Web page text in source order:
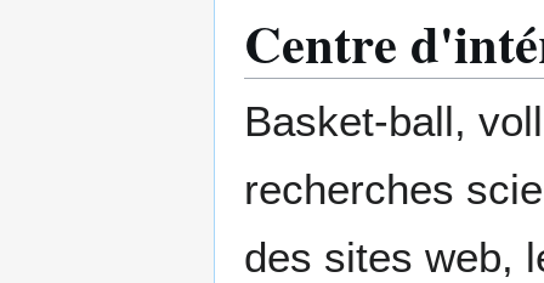
Centre
Basket-ball,
recherches
des sites web,